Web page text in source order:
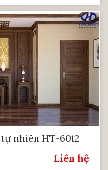
nhiên HT-6012
Liên hệ